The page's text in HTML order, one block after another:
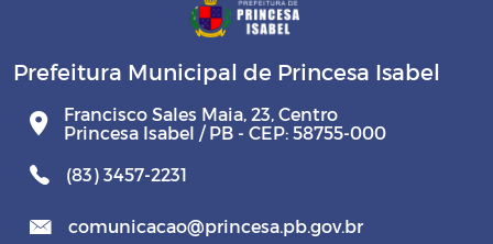
Prefeitura Municipal de Princesa Isabel
Francisco Sales Maia, 23, Centro
Princesa Isabel / PB - CEP: 58755-000
(83) 3457-2231
comunicacao@princesa.pb.gov.br